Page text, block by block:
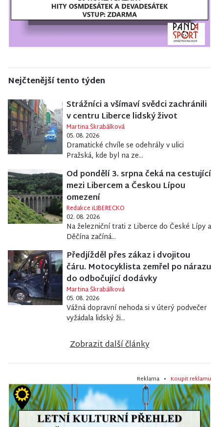
Nejčtenější tento týden
Strážníci a všímaví svědci zachránili
v centru Liberce lidský život
Martina Škrabálková
05. 08. 2026
Dramatické chvíle se odehrály v ulici
Pražská, kde byl na ze...
Od pondělí 3. srpna čeká na cestující
mezi Libercem a Českou Lípou
omezení
Redakce iLIBERECKO
02. 08. 2026
Na železniční trati z Liberce do České Lípy a
Děčína začíná...
Předjížděl přes zákaz i dvojitou
čáru. Motocyklista zemřel po nárazu
do odbočující dodávky
Martina Škrabálková
05. 08. 2026
Vážná dopravní nehoda si v úterý podvečer
vyžádala lidský ži...
Zobrazit další články
Reklama • Koupit reklamu